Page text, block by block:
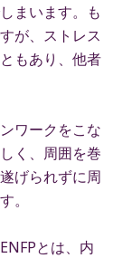
まいます。も
が、ストレス
もあり、他者
ワークをこな
く、周囲を巻
げられずに周
。
とは、内